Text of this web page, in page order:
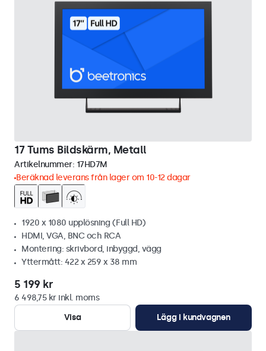
17 Tums Bildskärm, Metall
Artikelnummer: 17HD7M
Beräknad leverans från lager om 10-12 dagar
1920 x 1080 upplösning (Full HD)
HDMI, VGA, BNC och RCA
Montering: skrivbord, inbyggd, vägg
Yttermått: 422 x 259 x 38 mm
5 199 kr
6 498,75 kr inkl. moms
Visa
Lägg i kundvagnen